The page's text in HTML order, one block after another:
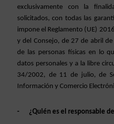
exclusivamente con la
solicitados, con todas las
impone el Reglamento (UE)
y del Consejo, de 27 de abril
de las personas físicas en lo
datos personales y a la libre
34/2002, de 11 de julio, de
Información y Comercio
- ¿Quién es el responsable